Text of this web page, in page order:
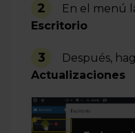
2
En el menú
Escritorio
3
Después,
Actualizaciones